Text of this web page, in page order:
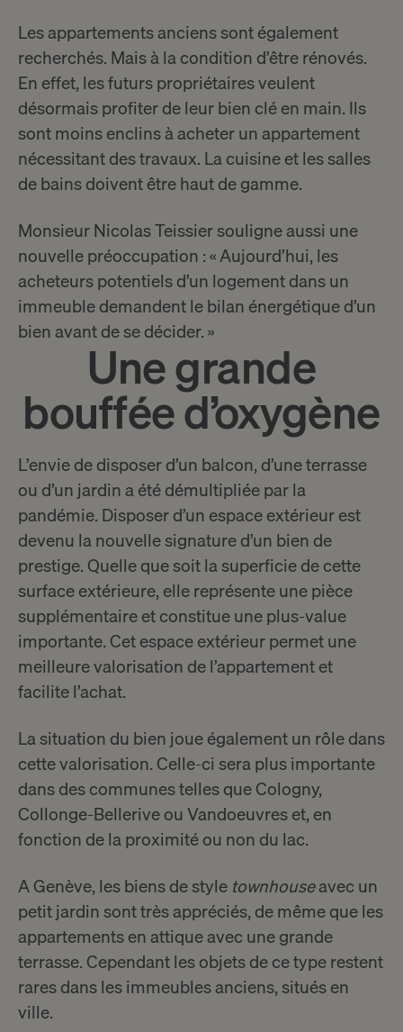
Les appartements anciens sont également
recherchés. Mais à la condition d’être rénovés.
En effet, les futurs propriétaires veulent
désormais profiter de leur bien clé en main. Ils
sont moins enclins à acheter un appartement
nécessitant des travaux. La cuisine et les salles
de bains doivent être haut de gamme.
Monsieur Nicolas Teissier souligne aussi une
nouvelle préoccupation : « Aujourd’hui, les
acheteurs potentiels d’un logement dans un
immeuble demandent le bilan énergétique d’un
bien avant de se décider. »
Une grande
bouffée d’oxygène
L’envie de disposer d’un balcon, d’une terrasse
ou d’un jardin a été démultipliée par la
pandémie. Disposer d’un espace extérieur est
devenu la nouvelle signature d’un bien de
prestige. Quelle que soit la superficie de cette
surface extérieure, elle représente une pièce
supplémentaire et constitue une plus-value
importante. Cet espace extérieur permet une
meilleure valorisation de l’appartement et
facilite l’achat.
La situation du bien joue également un rôle dans
cette valorisation. Celle-ci sera plus importante
dans des communes telles que Cologny,
Collonge-Bellerive ou Vandoeuvres et, en
fonction de la proximité ou non du lac.
A Genève, les biens de style townhouseavec un
petit jardin sont très appréciés, de même que les
appartements en attique avec une grande
terrasse. Cependant les objets de ce type restent
rares dans les immeubles anciens, situés en
ville.